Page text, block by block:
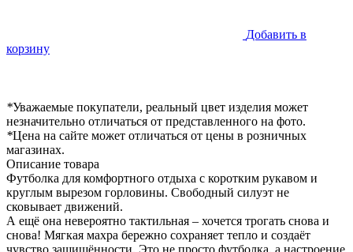
Добавить в
корзину
*Уважаемые покупатели, реальный цвет изделия может
незначительно отличаться от представленного на фото.
*Цена на сайте может отличаться от цены в розничных
магазинах.
Описание товара
Футболка для комфортного отдыха с коротким рукавом и
круглым вырезом горловины. Свободный силуэт не
сковывает движений.
А ещё она невероятно тактильная – хочется трогать снова и
снова! Мягкая махра бережно сохраняет тепло и создаёт
чувство защищённости. Это не просто футболка, а настроение